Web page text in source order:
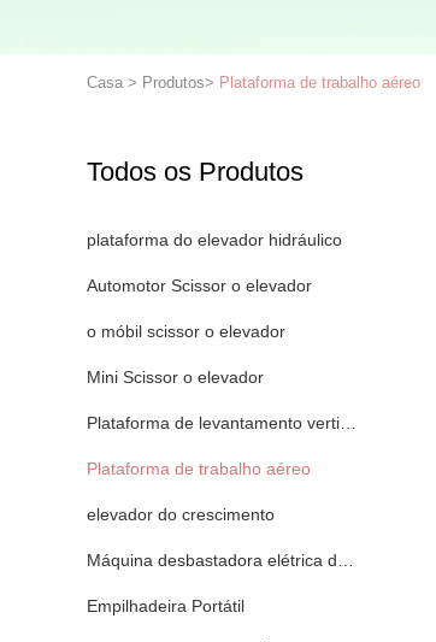
Casa > Produtos> Plataforma de trabalho aéreo
Todos os Produtos
plataforma do elevador hidráulico
Automotor Scissor o elevador
o móbil scissor o elevador
Mini Scissor o elevador
Plataforma de trabalho aéreo
elevador do crescimento
Empilhadeira Portátil